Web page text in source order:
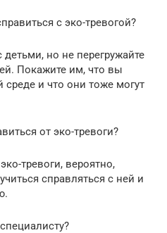
с эко-тревогой?
но не перегружайте
Покажите им, что вы
и что они тоже могут
от эко-тревоги?
тревоги, вероятно,
справляться с ней и